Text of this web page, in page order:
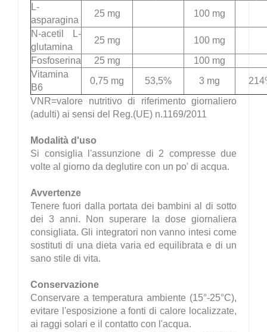
L-
asparagina
25 mg
100 mg
N-acetil L-
glutamina
25 mg
100 mg
Fosfoserina
25 mg
100 mg
Vitamina
B6
0,75 mg 53,5% 3 mg
VNR=valore nutritivo di riferimento giornaliero
(adulti) ai sensi del Reg.(UE) n.1169/2011
Modalità d'uso
Si consiglia l'assunzione di 2 compresse due
volte al giorno da deglutire con un po' di acqua.
Avvertenze
Tenere fuori dalla portata dei bambini al di sotto
dei 3 anni. Non superare la dose giornaliera
consigliata. Gli integratori non vanno intesi come
sostituti di una dieta varia ed equilibrata e di un
sano stile di vita.
Conservazione
Conservare a temperatura ambiente (15°-25°C),
evitare l'esposizione a fonti di calore localizzate,
ai raggi solari e il contatto con l'acqua.